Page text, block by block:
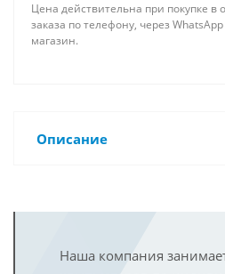
Цена действительна при покупке
заказа по телефону, через
магазин.
Описание
Наша компания